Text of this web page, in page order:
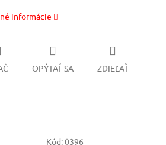
informácie
OPÝTAŤ SA ZDIEĽAŤ
Kód:0396